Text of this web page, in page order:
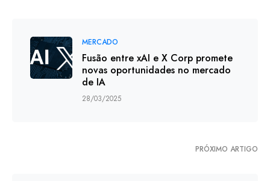
MERCADO
Fusão entre xAI e X Corp promete
novas oportunidades no mercado
de IA
28/03/2025
PRÓXIMO ARTIGO